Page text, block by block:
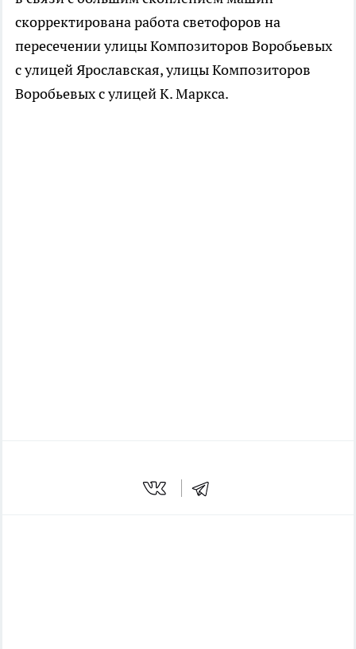
скорректирована работа светофоров на
пересечении улицы Композиторов Воробьевых
с улицей Ярославская, улицы Композиторов
Воробьевых с улицей К. Маркса.